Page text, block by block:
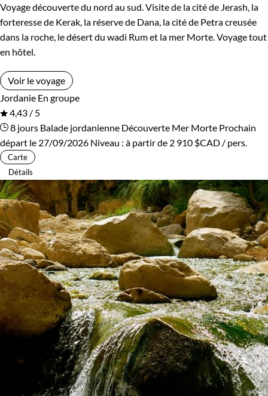
Voyage découverte du nord au sud. Visite de la cité de Jerash, la
forteresse de Kerak, la réserve de Dana, la cité de Petra creusée
dans la roche, le désert du wadi Rum et la mer Morte. Voyage tout
en hôtel.
Voir le voyage
Jordanie En groupe
4,43 / 5
8 jours Balade jordanienne Découverte Mer Morte Prochain
départ le 27/09/2026 Niveau : à partir de 2 910 $CAD / pers.
Carte
Détails